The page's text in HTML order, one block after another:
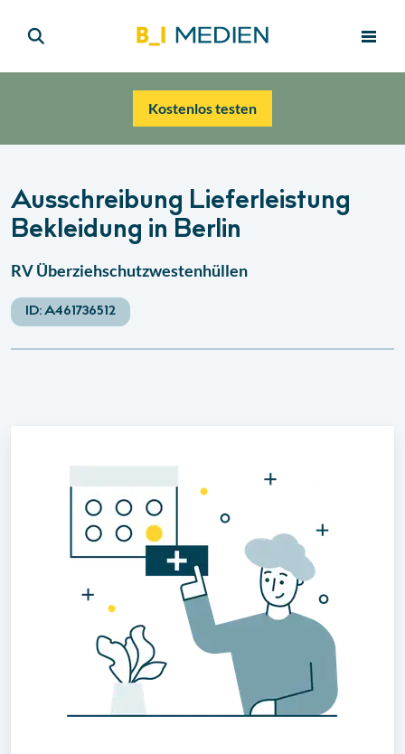
Kostenlos testen
Ausschreibung Lieferleistung
Bekleidung in Berlin
RV Überziehschutzwestenhüllen
ID:A461736512